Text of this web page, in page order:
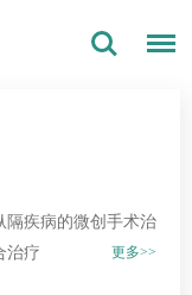
隔疾病的微创手术治
治疗
更多>>